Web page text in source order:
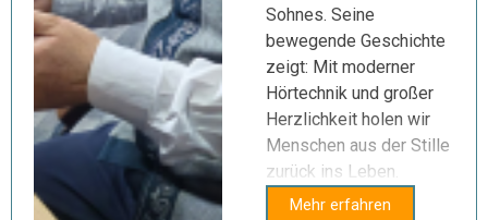
Sohnes. Seine
bewegende Geschichte
zeigt: Mit moderner
Hörtechnik und großer
Herzlichkeit holen wir
Menschen aus der Stille
zurück ins Leben.
Mehr erfahren